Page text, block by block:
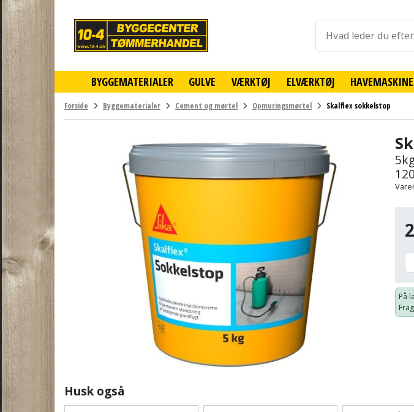
BYGGEMATERIALER GULVE VÆRKTØJ ELVÆRKTØJ
online
byggemarked
og
tømmerhandel
-
og
byg
Forside Byggematerialer Cement og mørtel Opmuringsmørtel Skalflex sokkelstop
På
Husk også